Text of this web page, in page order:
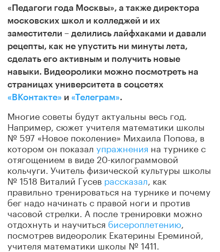
«Педагоги года Москвы», а также директора
московских школ и колледжей и их
заместители – делились лайфхаками и давали
рецепты, как не упустить ни минуты лета,
сделать его активным и получить новые
навыки. Видеоролики можно посмотреть на
страницах университета в соцсетях
«ВКонтакте» и «Телеграм».
Многие советы будут актуальны весь год.
Например, сюжет учителя математики школы
№ 597 «Новое поколение» Михаила Попова, в
котором он показал упражнения на турнике с
отягощением в виде 20-килограммовой
кольчуги. Учитель физической культуры школы
№ 1518 Виталий Гусев рассказал , как
правильно тренироваться на турнике и почему
бег надо начинать с правой ноги и против
часовой стрелки. А после тренировки можно
отдохнуть и научиться бисероплетению
посмотрев видеоролик Екатерины Ереминой,
учителя математики школы № 1411.